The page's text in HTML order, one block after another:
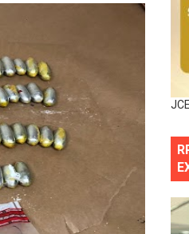
y 46 millones de
subasta pública del año
de Desarrollo de la
de la Suprema Corte de
ineficiente la gestión del
JCE